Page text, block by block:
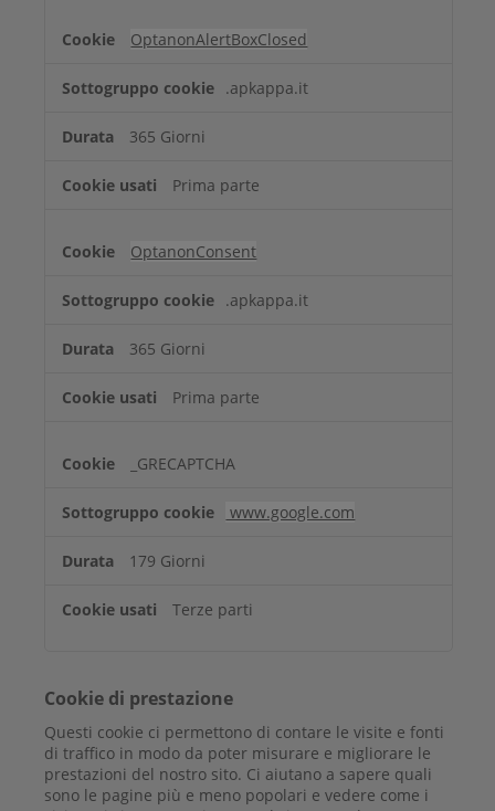
OptanonAlertBoxClosed
.apkappa.it
365 Giorni
Prima parte
OptanonConsent
.apkappa.it
365 Giorni
Prima parte
_GRECAPTCHA
www.google.com
179 Giorni
Terze parti
Cookie di prestazione
Questi cookie ci permettono di contare le visite e fonti
di traffico in modo da poter misurare e migliorare le
prestazioni del nostro sito. Ci aiutano a sapere quali
sono le pagine più e meno popolari e vedere come i